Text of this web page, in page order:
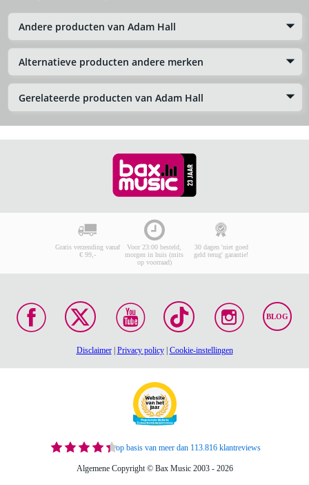
Andere producten van Adam Hall
Alternatieve producten andere merken
Gerelateerde producten van Adam Hall
Gratis verzending vanaf
€ 99,-
Voor 23:00 besteld,
morgen in huis (mits
op voorraad)
30 dagen 'niet goed
geld terug' garantie!
BLOG
Disclaimer| Privacy policy| Cookie-instellingen
op basis van meer dan 113.816 klantreviews
Algemene Copyright © Bax Music 2003 - 2026